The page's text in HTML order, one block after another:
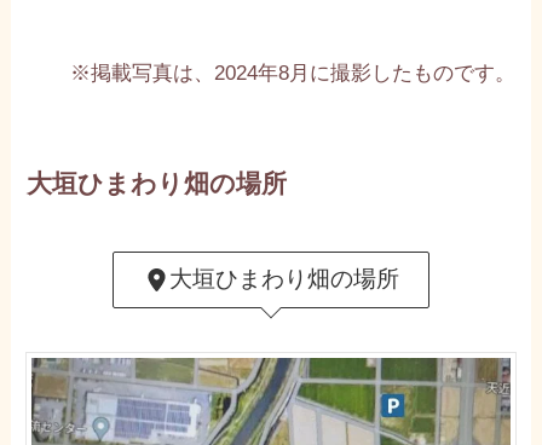
※掲載写真は、2024年8月に撮影したものです。
大垣ひまわり畑の場所
大垣ひまわり畑の場所